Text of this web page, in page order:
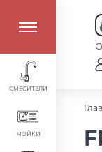
СМЕСИТЕЛИ
МОЙКИ